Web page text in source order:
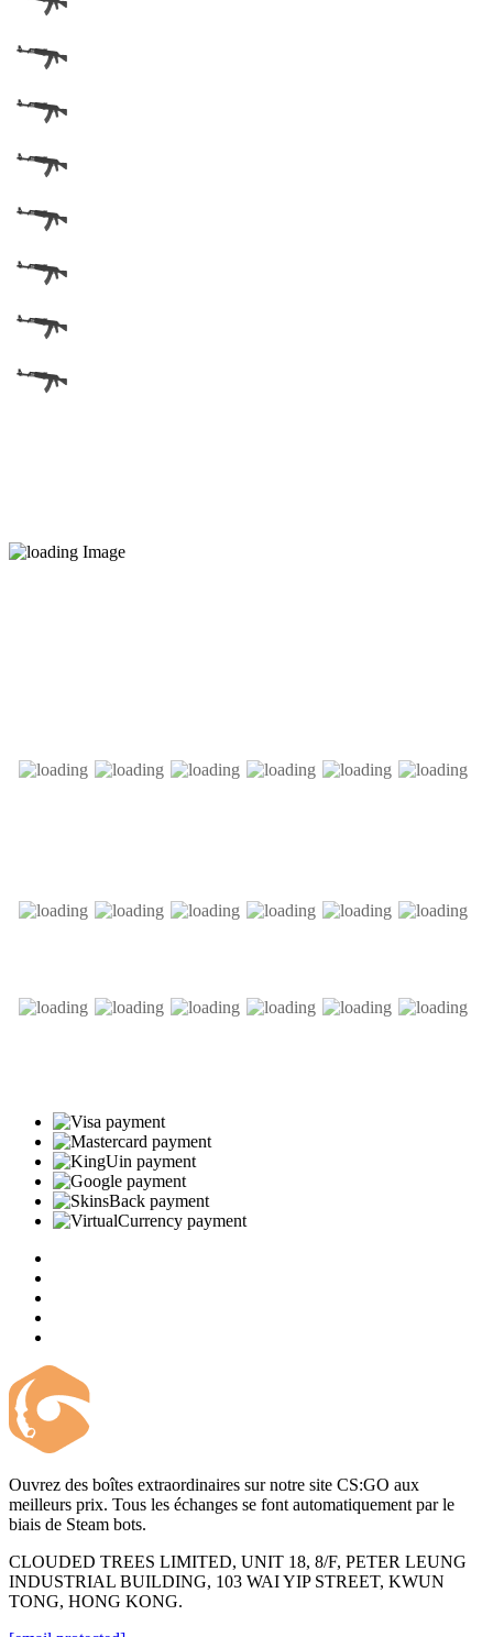
Ouvrez des boîtes extraordinaires sur notre site CS:GO aux
meilleurs prix. Tous les échanges se font automatiquement par le
biais de Steam bots.
CLOUDED TREES LIMITED, UNIT 18, 8/F, PETER LEUNG
INDUSTRIAL BUILDING, 103 WAI YIP STREET, KWUN
TONG, HONG KONG.